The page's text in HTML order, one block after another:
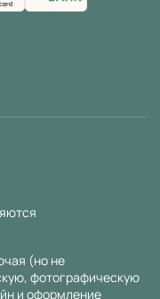
(но не
фотографическую
и оформление